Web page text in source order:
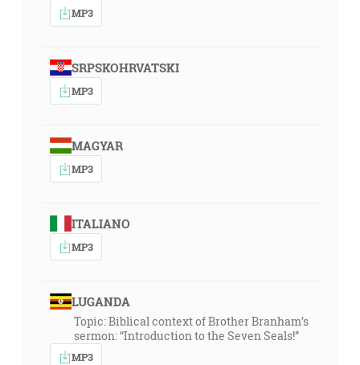
MP3
SRPSKOHRVATSKI
MP3
MAGYAR
MP3
ITALIANO
MP3
LUGANDA
Topic: Biblical context of Brother Branham’s
sermon: “Introduction to the Seven Seals!”
MP3